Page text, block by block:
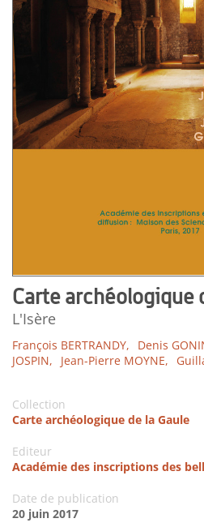
Carte archéologique
L'Isère
François BERTRANDY, Denis
JOSPIN,
Jean-Pierre MOYNE,
Collection
Carte archéologique de la Gaule
Editeur
Académie des inscriptions des
Date de publication
20 juin 2017